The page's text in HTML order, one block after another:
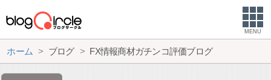
MENU
ホーム ブログ FX情報商材ガチンコ評価ブログ